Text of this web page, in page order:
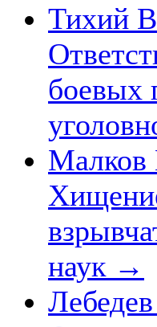
Тихий
боевых
наук →